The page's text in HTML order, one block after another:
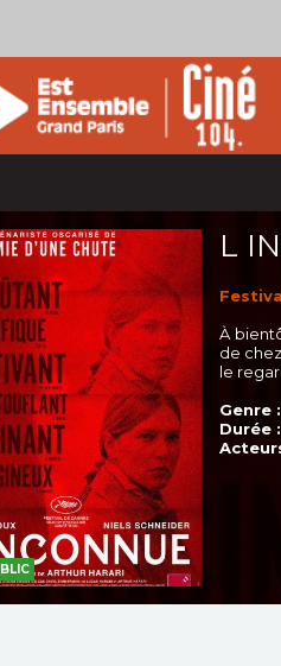
L
À
de
le
Genre :
Durée :